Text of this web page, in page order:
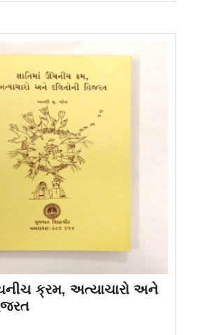
ક્રમ, અત્યાચારો અને